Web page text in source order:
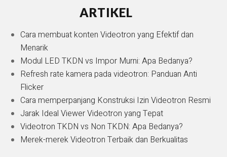
ARTIKEL
Cara membuat konten Videotron yang Efektif dan
Menarik
Modul LED TKDN vs Impor Murni: Apa Bedanya?
Refresh rate kamera pada videotron: Panduan Anti
Flicker
Cara memperpanjang Konstruksi Izin Videotron Resmi
Jarak Ideal Viewer Videotron yang Tepat
Videotron TKDN vs Non TKDN: Apa Bedanya?
Merek-merek Videotron Terbaik dan Berkualitas